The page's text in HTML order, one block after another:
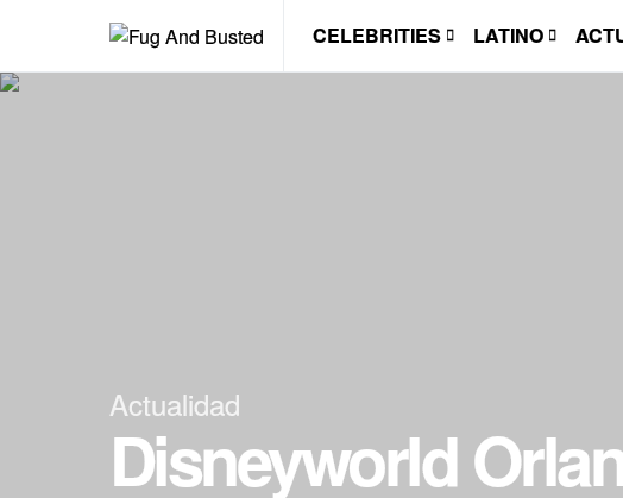
CELEBRITIES LATINO
Actualidad
Disneyworld